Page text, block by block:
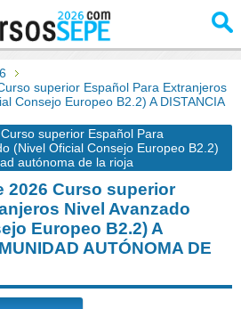
superior Español Para Extranjeros
Consejo Europeo B2.2) A DISTANCIA
superior Español Para
(Nivel Oficial Consejo Europeo B2.2)
autónoma de la rioja
2026 Curso superior
Nivel Avanzado
Europeo B2.2) A
AUTÓNOMA DE